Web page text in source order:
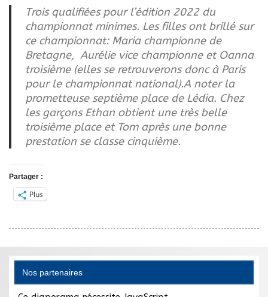
Trois qualifiées pour l’édition 2022 du
championnat minimes. Les filles ont brillé sur
ce championnat: Maria championne de
Bretagne, Aurélie vice championne et Oanna
troisième (elles se retrouverons donc à Paris
pour le championnat national).A noter la
prometteuse septième place de Lédia. Chez
les garçons Ethan obtient une très belle
troisième place et Tom après une bonne
prestation se classe cinquième.
Partager :
Plus
Nos partenaires